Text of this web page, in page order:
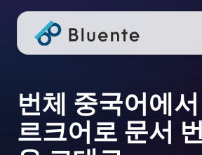
번체 중국어에
르크어로 문서